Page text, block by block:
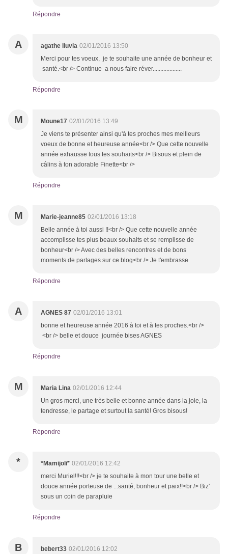
Répondre
A agathe lluvia 02/01/2016 13:50
Merci pour tes voeux, je te souhaite une année de bonheur et
santé.<br /> Continue a nous faire réver...................
Répondre
M Moune17 02/01/2016 13:49
Je viens te présenter ainsi qu'à tes proches mes meilleurs
voeux de bonne et heureuse année<br /> Que cette nouvelle
année exhausse tous tes souhaits<br /> Bisous et plein de
câlins à ton adorable Finette<br />
Répondre
M Marie-jeanne85 02/01/2016 13:18
Belle année à toi aussi !!<br /> Que cette nouvelle année
accomplisse tes plus beaux souhaits et se remplisse de
bonheur<br /> Avec des belles rencontres et de bons
moments de partages sur ce blog<br /> Je t'embrasse
Répondre
A AGNES 87 02/01/2016 13:01
bonne et heureuse année 2016 à toi et à tes proches.<br />
<br /> belle et douce journée bises AGNES
Répondre
M Maria Lina 02/01/2016 12:44
Un gros merci, une très belle et bonne année dans la joie, la
tendresse, le partage et surtout la santé! Gros bisous!
Répondre
* *Mamijoli* 02/01/2016 12:42
merci Muriel!!!<br /> je te souhaite à mon tour une belle et
douce année porteuse de ...santé, bonheur et paix!!<br /> Biz'
sous un coin de parapluie
Répondre
B bebert33 02/01/2016 12:02